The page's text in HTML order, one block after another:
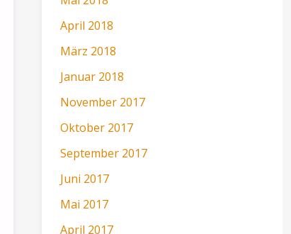
April 2018
März 2018
Januar 2018
November 2017
Oktober 2017
September 2017
Juni 2017
Mai 2017
April 2017